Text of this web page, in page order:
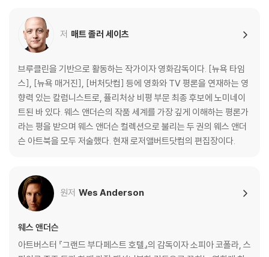
친밀한 소리 : 알렉상드르 데스플라 인터뷰
드넓은 무대 : 〈그랜드 부다페스트 호텔〉의 프로덕션 디자인 by 스티븐 분
기차를 계속 달리게 하기 : 아담 슈토크하우젠 인터뷰
알곤퀸 호텔에서
웨스 앤더슨 : 세 번째 인터뷰
어제의 세계들 by 알리 아리칸
슈테판 츠바이크 : 발췌
완전히 다른 요소 : 로버트 D. 예먼 인터뷰
십자 펜 협회
옮긴이의 말
감사의 말
저 매트 졸러 세이츠
브루클린을 기반으로 활동하는 작가이자 영화감독이다. [뉴욕 타임
스], [뉴욕 매거진], [버처닷컴] 등에 영화와 TV 평론을 연재하는 영
향력 있는 칼럼니스트로, 퓰리처상 비평 부문 최종 후보에 노미네이
트된 바 있다. 웨스 앤더슨의 작품 세계를 가장 깊게 이해하는 평론가
라는 평을 받으며 웨스 앤더슨 컬렉션으로 불리는 두 권의 웨스 앤더
슨 아트북을 모두 저술했다. 현재 로저앨버트닷컴의 편집장이다.
원저 Wes Anderson
웨스 앤더슨
아트버스터 『그랜드 부다페스트 호텔』의 감독이자 소피아 코폴라, 스